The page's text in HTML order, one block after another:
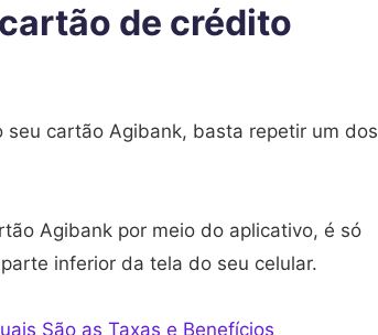
de crédito
cartão Agibank, basta repetir um dos
Agibank por meio do aplicativo, é só
parte inferior da tela do seu celular.
São as Taxas e Benefícios